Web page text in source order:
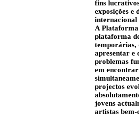
fins
exposições e
internacional
A
plataforma
temporárias,
apresentar e
problemas
em
projectos
jovens
artistas bem-